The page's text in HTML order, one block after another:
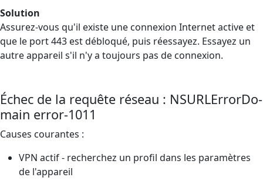
Solution
Assurez-vous qu'il existe une connexion Internet active et
que le port 443 est débloqué, puis réessayez. Essayez un
autre appareil s'il n'y a toujours pas de connexion.
Échec de la requête réseau : NSURLErrorDo-
main error-1011
Causes courantes :
VPN actif - recherchez un profil dans les paramètres
de l'appareil